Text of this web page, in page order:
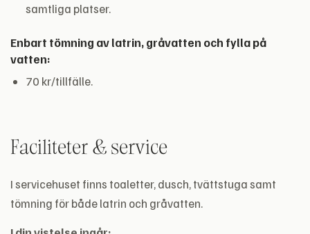
samtliga platser.
Enbart tömning av latrin, gråvatten och fylla på
vatten:
70 kr/tillfälle.
Faciliteter & service
I servicehuset finns toaletter, dusch, tvättstuga samt
tömning för både latrin och gråvatten.